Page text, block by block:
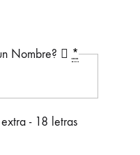
€
Nombre?
*
- 18 letras